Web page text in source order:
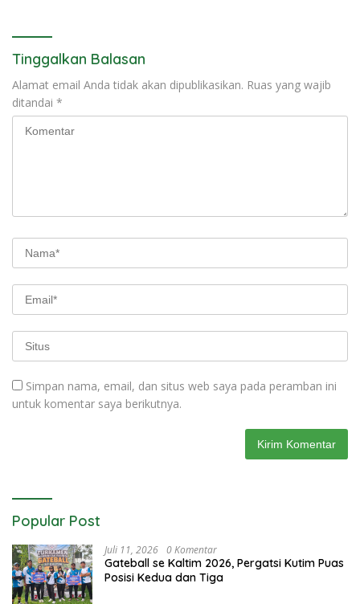
Tinggalkan Balasan
Alamat email Anda tidak akan dipublikasikan. Ruas yang wajib
ditandai *
Simpan nama, email, dan situs web saya pada peramban ini
untuk komentar saya berikutnya.
Popular Post
Juli 11, 2026 0 Komentar
Gateball se Kaltim 2026, Pergatsi Kutim Puas
Posisi Kedua dan Tiga